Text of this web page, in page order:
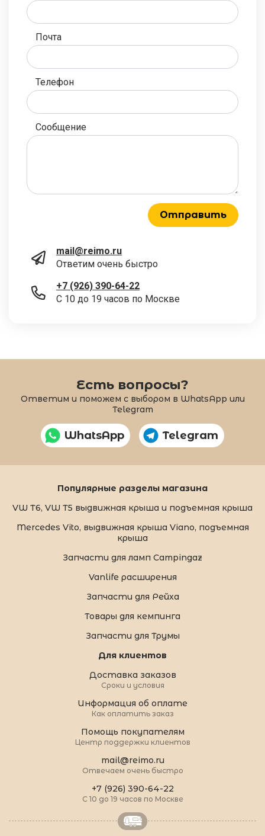
Почта
Телефон
Сообщение
Отправить
mail@reimo.ru
Ответим очень быстро
+7 (926) 390-64-22
С 10 до 19 часов по Москве
Есть вопросы?
Ответим и поможем с выбором в WhatsApp или
Telegram
WhatsApp Telegram
Популярные разделы магазина
VW T6, VW T5 выдвижная крыша и подъемная крыша
Mercedes Vito, выдвижная крыша Viano, подъемная
крыша
Запчасти для ламп Campingaz
Vanlife расширения
Запчасти для Рейха
Товары для кемпинга
Запчасти для Трумы
Для клиентов
Доставка заказов
Сроки и условия
Информация об оплате
Как оплатить заказ
Помощь покупателям
Центр поддержки клиентов
mail@reimo.ru
Отвечаем очень быстро
+7 (926) 390-64-22
С 10 до 19 часов по Москве